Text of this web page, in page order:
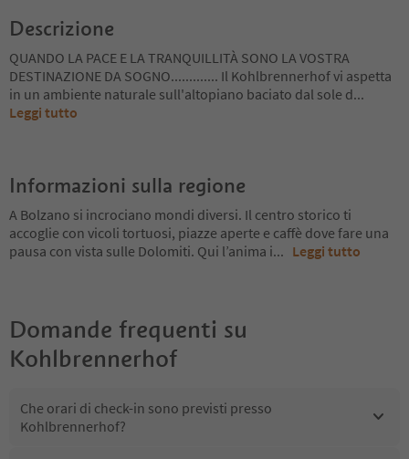
Descrizione
QUANDO LA PACE E LA TRANQUILLITÀ SONO LA VOSTRA
DESTINAZIONE DA SOGNO............. Il Kohlbrennerhof vi aspetta
in un ambiente naturale sull'altopiano baciato dal sole d...
Leggi tutto
Informazioni sulla regione
A Bolzano si incrociano mondi diversi. Il centro storico ti
accoglie con vicoli tortuosi, piazze aperte e caffè dove fare una
pausa con vista sulle Dolomiti. Qui l’anima i... Leggi tutto
Domande frequenti su
Kohlbrennerhof
Che orari di check-in sono previsti presso
Kohlbrennerhof?